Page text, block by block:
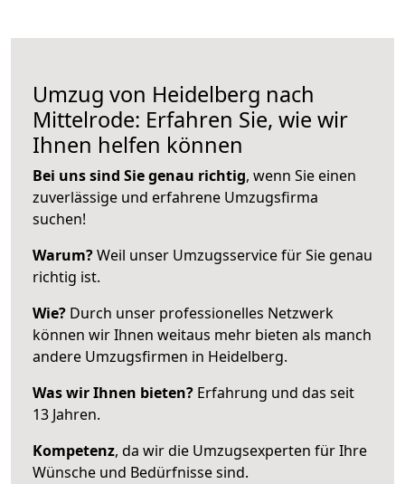
Umzug von Heidelberg nach
Mittelrode: Erfahren Sie, wie wir
Ihnen helfen können
Bei uns sind Sie genau richtig, wenn Sie einen
zuverlässige und erfahrene Umzugsfirma
suchen!
Warum?Weil unser Umzugsservice für Sie genau
richtig ist.
Wie? Durch unser professionelles Netzwerk
können wir Ihnen weitaus mehr bieten als manch
andere Umzugsfirmen in Heidelberg.
Was wir Ihnen bieten? Erfahrung und das seit
13 Jahren.
Kompetenz, da wir die Umzugsexperten für Ihre
Wünsche und Bedürfnisse sind.